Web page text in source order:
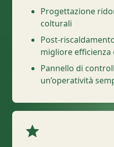
Progettazione
colturali
Post-
migliore efficienza
Pannello di
un’operatività